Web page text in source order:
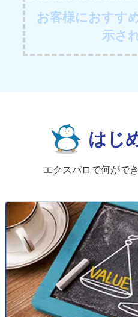
お客様におすす
示さ
はじ
エクスパロで何がで